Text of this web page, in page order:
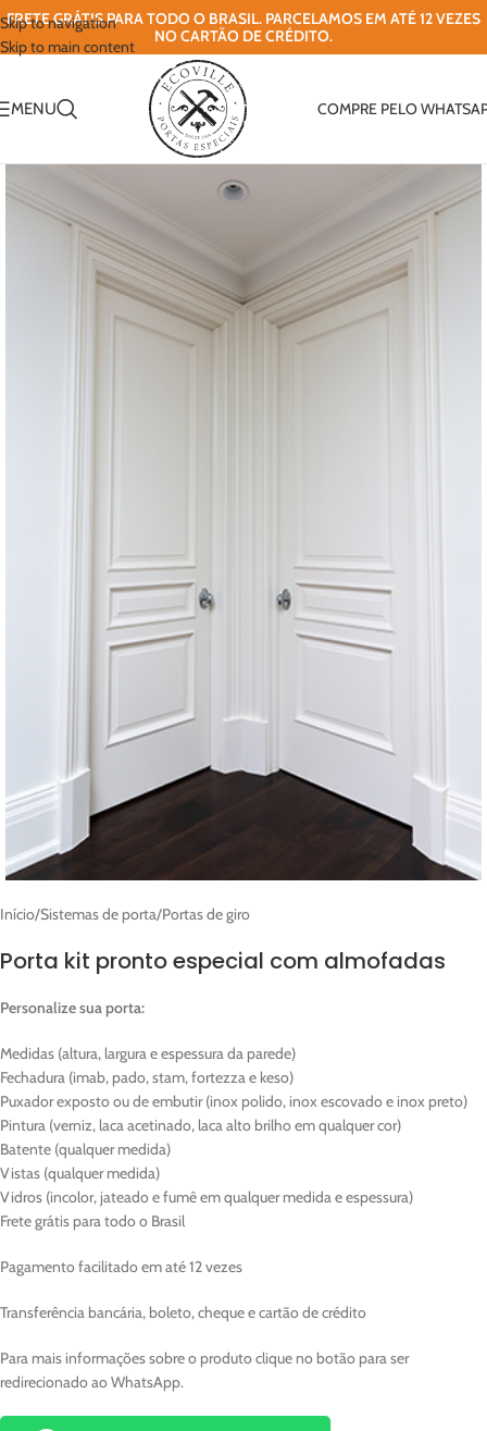
Skip to navigation
Skip to main content
FRETE GRÁTIS PARA TODO O BRASIL. PARCELAMOS EM ATÉ 12 VEZES
NO CARTÃO DE CRÉDITO.
MENU COMPRE PELO
Início/Sistemas de porta/Portas de giro
Porta kit pronto especial com almofadas
Personalize sua porta:
Medidas (altura, largura e espessura da parede)
Fechadura (imab, pado, stam, fortezza e keso)
Puxador exposto ou de embutir (inox polido, inox escovado e inox preto)
Pintura (verniz, laca acetinado, laca alto brilho em qualquer cor)
Batente (qualquer medida)
Vistas (qualquer medida)
Vidros (incolor, jateado e fumê em qualquer medida e espessura)
Frete grátis para todo o Brasil
Pagamento facilitado em até 12 vezes
Transferência bancária, boleto, cheque e cartão de crédito
Para mais informações sobre o produto clique no botão para ser
redirecionado ao WhatsApp.